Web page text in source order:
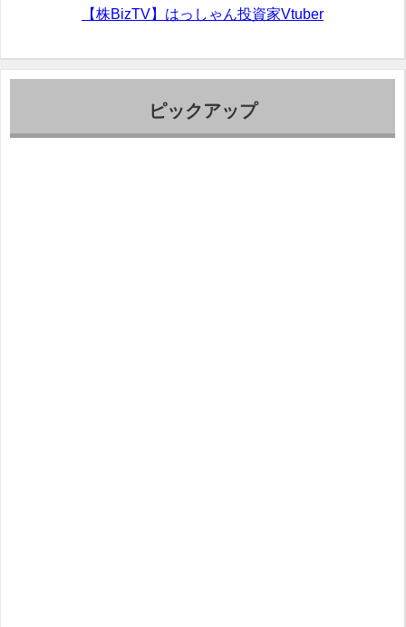
【株BizTV】はっしゃん投資家Vtuber
ピックアップ